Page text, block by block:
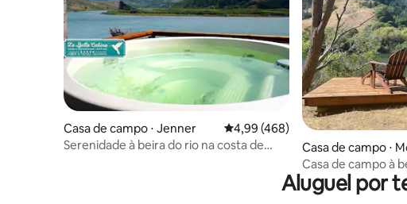
Casa de campo ⋅ Jenner 4,99 de uma avaliação média de
4,99 (468)
Serenidade à beira do rio na costa de
Casa de campo ⋅
Casa de campo à
exuberantes e
hidromassagem!
Aluguel por